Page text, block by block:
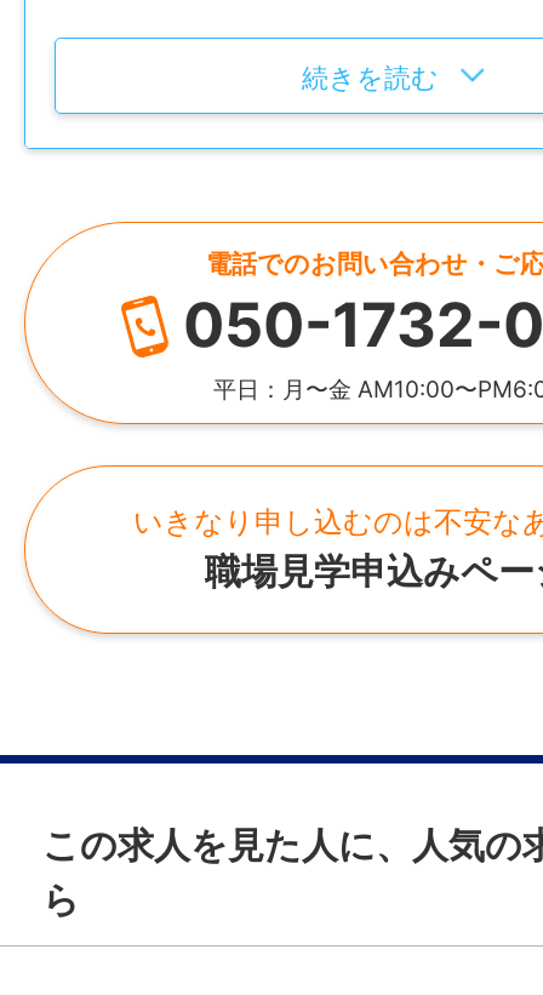
最寄り駅：地下鉄空港線「中洲川端駅」4
地下鉄空港線「中洲川端駅」4番出口直結
時給 1,450円
派遣社員
経験
学歴
不問
設立
河村 勝就
2,000万円
福岡県福岡市中央区天神2-3-36 404号
事業所
続きを読む
電話でのお問い合わせ・ご
050-1732-
平日：月〜金 AM10:00〜
いきなり申し込むのは不安な
職場見学申込みペ
この求人を見た人に、人気の
ら